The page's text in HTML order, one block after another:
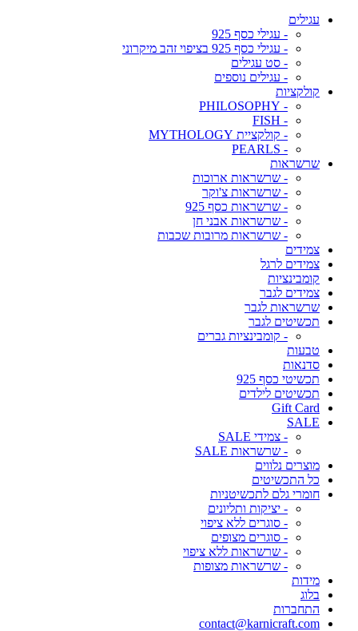
עגילים
- עגילי כסף 925
- עגילי כסף 925 בציפוי זהב מיקרוני
- סט עגילים
- עגילים נוספים
קולקציות
- PHILOSOPHY
- FISH
- קולקציית MYTHOLOGY
- PEARLS
שרשראות
- שרשראות ארוכות
- שרשראות צ'וקר
- שרשראות כסף 925
- שרשראות אבני חן
- שרשראות מרובות שכבות
צמידים
צמידים לרגל
קומבינציות
צמידים לגבר
שרשראות לגבר
תכשיטים לגבר
- קומבינציות גברים
טבעות
סדנאות
תכשיטי כסף 925
תכשיטים לילדים
Gift Card
SALE
- צמידי SALE
- שרשראות SALE
מוצרים נלווים
כל התכשיטים
חומרי גלם לתכשיטניות
- יציקות ותליונים
- סוגרים ללא ציפוי
- סוגרים מצופים
- שרשראות ללא ציפוי
- שרשראות מצופות
מידות
בלוג
התחברות
contact@karnicraft.com